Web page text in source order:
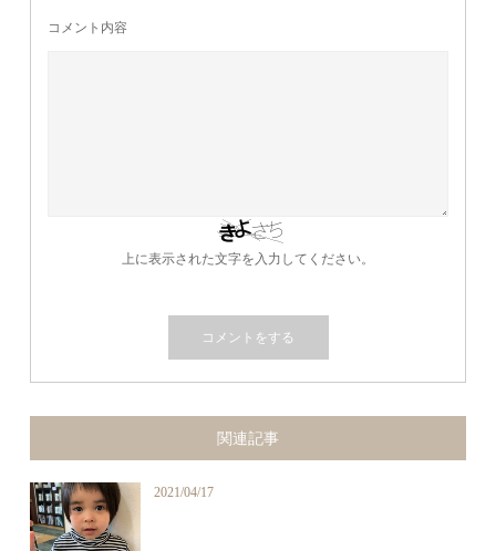
コメント内容
上に表示された文字を入力してください。
関連記事
2021/04/17